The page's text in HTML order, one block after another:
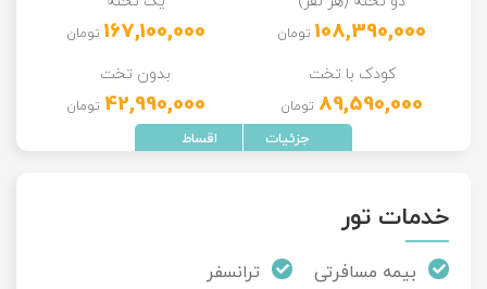
108,390,000 تومان 167,100,000 تومان
کودک با تخت
89,590,000 تومان
بدون تخت
42,990,000 تومان
خدمات تور
بیمه مسافرتی
ترانسفر